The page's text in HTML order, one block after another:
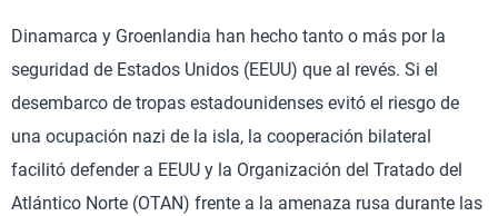
Dinamarca y Groenlandia han hecho tanto o más por la
seguridad de Estados Unidos (EEUU) que al revés. Si el
desembarco de tropas estadounidenses evitó el riesgo de
una ocupación nazi de la isla, la cooperación bilateral
facilitó defender a EEUU y la Organización del Tratado del
Atlántico Norte (OTAN) frente a la amenaza rusa durante las